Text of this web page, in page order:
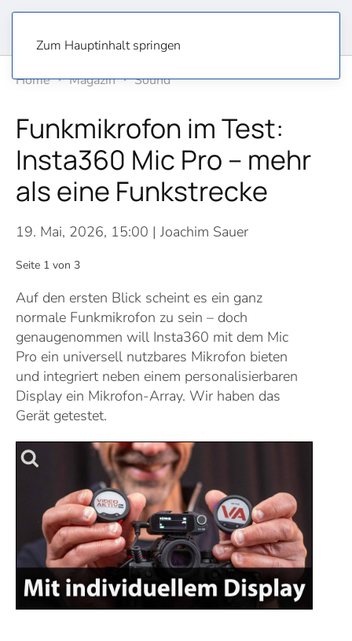
Zum Hauptinhalt springen
Home
Magazin Sound
Funkmikrofon im Test:
Insta360 Mic Pro – mehr
als eine Funkstrecke
19. Mai, 2026, 15:00 | Joachim Sauer
Seite 1 von 3
Auf den ersten Blick scheint es ein ganz
normale Funkmikrofon zu sein – doch
genaugenommen will Insta360 mit dem Mic
Pro ein universell nutzbares Mikrofon bieten
und integriert neben einem personalisierbaren
Display ein Mikrofon-Array. Wir haben das
Gerät getestet.